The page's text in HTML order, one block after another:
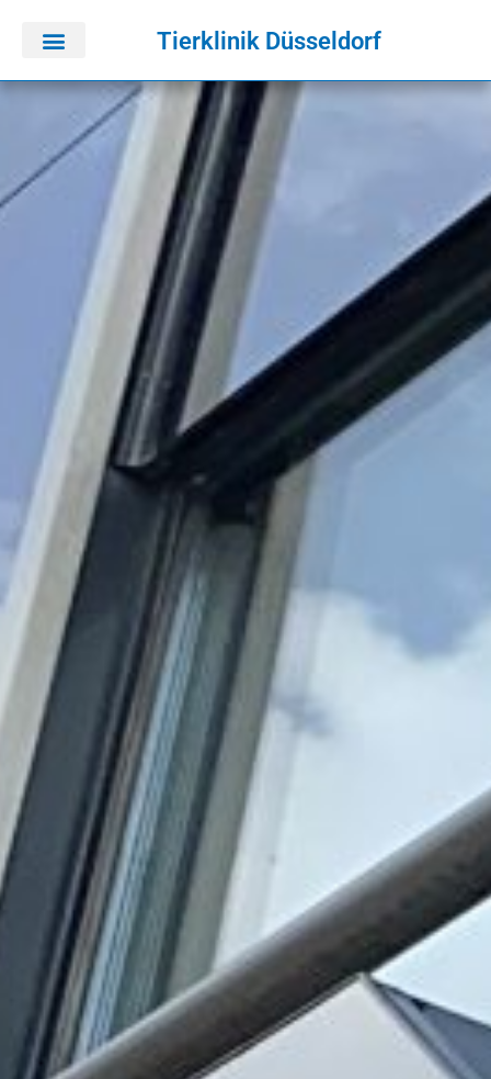
Tierklinik Düsseldorf